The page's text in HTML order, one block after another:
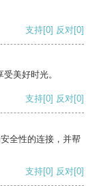
支持[0] 反对[0]
美好时光。
支持[0] 反对[0]
全性的连接，并帮
支持[0] 反对[0]